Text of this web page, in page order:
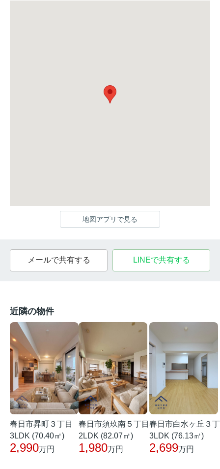
地図アプリで見る
メールで共有する LINEで共有する
近隣の物件
春日市昇町３丁目
3LDK (70.40㎡)
2,990万円
春日市須玖南５丁目
2LDK (82.07㎡)
1,980万円
春日市白水ヶ丘３
3LDK (76.13㎡)
2,699万円